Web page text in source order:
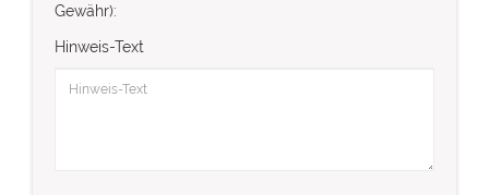
Gewähr):
Hinweis-Text